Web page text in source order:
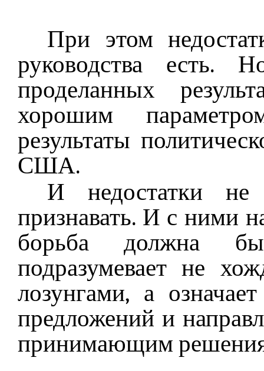
При этом
руководства
проделанных
хорошим
результаты
США.
И недостатки
признавать. И с ними
борьба должна
подразумевает не
лозунгами, а
предложений и
принимающим